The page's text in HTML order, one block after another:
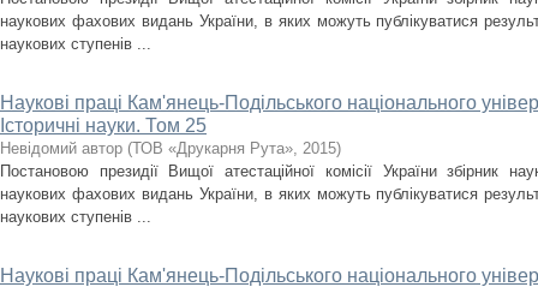
наукових фахових видань України, в яких можуть публікуватися
наукових ступенів ...
Наукові праці Кам'янець-Подільського національного
Історичні науки. Том 25
Невідомий автор (ТОВ «Друкарня Рута», 2015)
Постановою президії Вищої атестаційної комісії України збірник
наукових фахових видань України, в яких можуть публікуватися
наукових ступенів ...
Наукові праці Кам'янець-Подільського національного